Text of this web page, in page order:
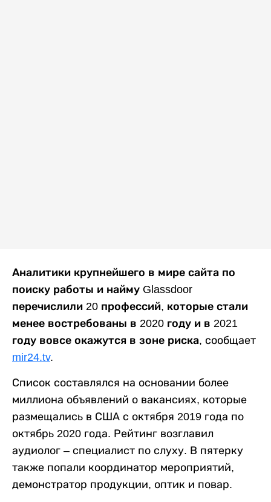
Аналитики крупнейшего в мире сайта по
поиску работы и найму Glassdoor
перечислили 20 профессий, которые стали
менее востребованы в 2020 году и в 2021
году вовсе окажутся в зоне риска, сообщает
mir24.tv.
Список составлялся на основании более
миллиона объявлений о вакансиях, которые
размещались в США с октября 2019 года по
октябрь 2020 года. Рейтинг возглавил
аудиолог – специалист по слуху. В пятерку
также попали координатор мероприятий,
демонстратор продукции, оптик и повар.